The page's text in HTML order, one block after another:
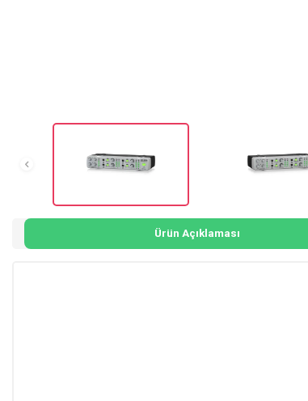
Ürün Açıklaması